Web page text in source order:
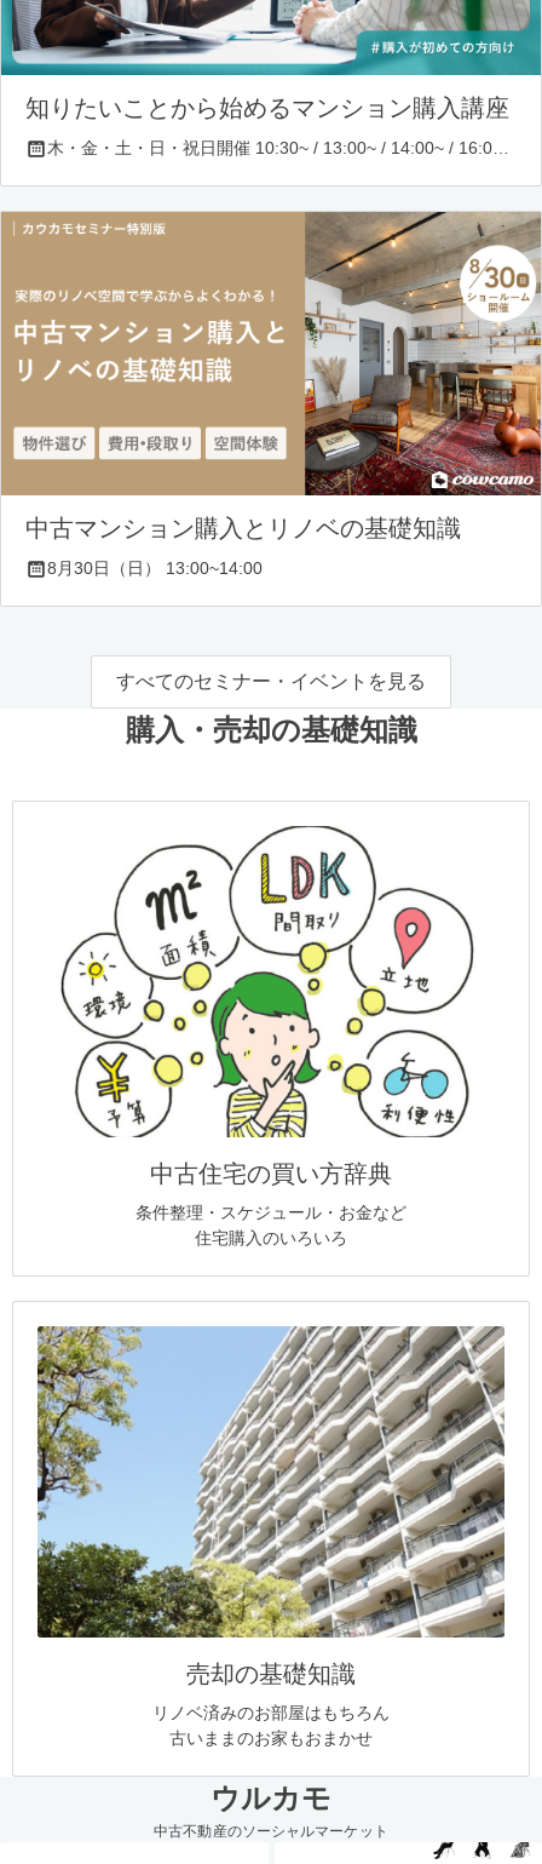
知りたいことから始めるマンション購入講座
木・金・土・日・祝日開催 10:30~ / 13:00~ / 14:00~ / 16:00~ / 17:00~/ 18:30~/ 19:30~
中古マンション購入とリノベの基礎知識
8月30日（日） 13:00~14:00
すべてのセミナー・イベントを見る
購入・売却の基礎知識
中古住宅の買い方辞典
条件整理・スケジュール・お金など
住宅購入のいろいろ
売却の基礎知識
リノベ済みのお部屋はもちろん
古いままのお家もおまかせ
ウルカモ
中古不動産のソーシャルマーケット